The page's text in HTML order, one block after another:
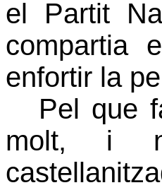
el Partit
compartia
enfortir la
Pel que
molt, i